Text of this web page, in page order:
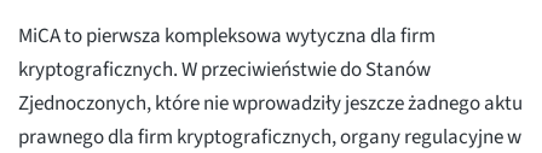
MiCA to pierwsza kompleksowa wytyczna dla firm
kryptograficznych. W przeciwieństwie do Stanów
Zjednoczonych, które nie wprowadziły jeszcze żadnego aktu
prawnego dla firm kryptograficznych, organy regulacyjne w